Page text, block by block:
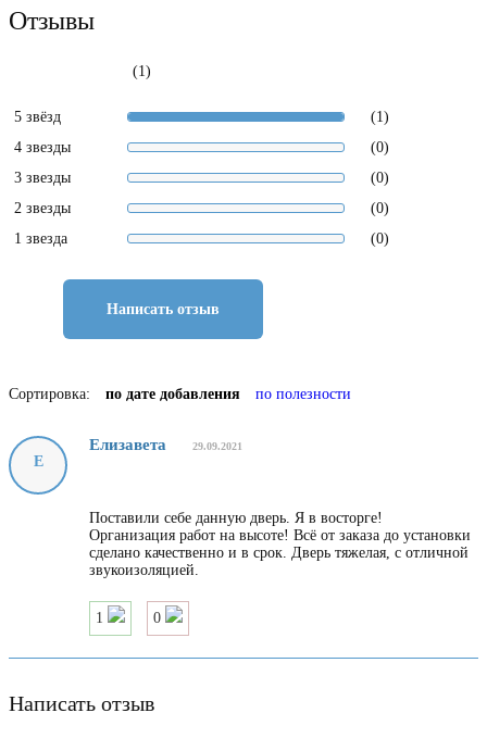
Отзывы
(1)
5 звёзд
(1)
4 звезды
(0)
3 звезды
(0)
2 звезды
(0)
1 звезда
(0)
Написать отзыв
Сортировка: по дате добавления по полезности
Е
Елизавета 29.09.2021
Поставили себе данную дверь. Я в восторге!
Организация работ на высоте! Всё от заказа до установки
сделано качественно и в срок. Дверь тяжелая, с отличной
звукоизоляцией.
1 0
Написать отзыв